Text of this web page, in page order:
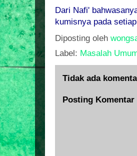
Dari Nafi'
kumisnya pada
Diposting oleh
Label: Masalah
Tidak ada
Posting Komentar